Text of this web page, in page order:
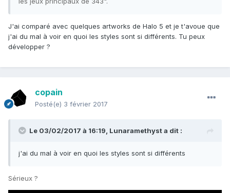
J'ai comparé avec quelques artworks de Halo 5 et je t'avoue que
j'ai du mal à voir en quoi les styles sont si différents. Tu peux
développer ?
copain
Posté(e) 3 février 2017
Le 03/02/2017 à 16:19, Lunaramethysta dit :
j'ai du mal à voir en quoi les styles sont si différents
Sérieux ?